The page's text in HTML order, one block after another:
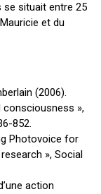
se situait entre 25
et du
(2006).
»,
852.
Photovoice for
», Social
action